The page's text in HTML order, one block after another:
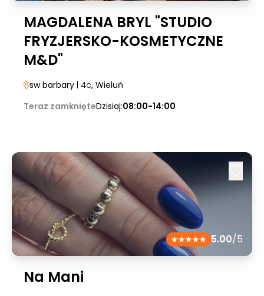
MAGDALENA BRYL "STUDIO
FRYZJERSKO-KOSMETYCZNE
M&D"
sw barbary | 4c, Wieluń
Teraz zamknięteDzisiaj:08:00-14:00
5.00/5
Na Mani